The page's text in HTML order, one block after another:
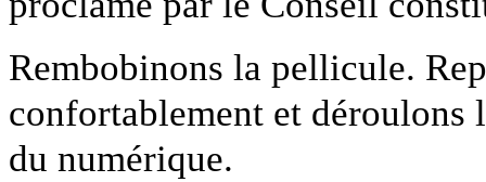
Rembobinons la pellicule.
confortablement et
du numérique.